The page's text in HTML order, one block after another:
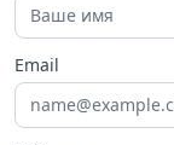
Email